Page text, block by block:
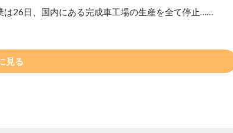
26日、国内にある完成車工場の生産を全て停止……
見る